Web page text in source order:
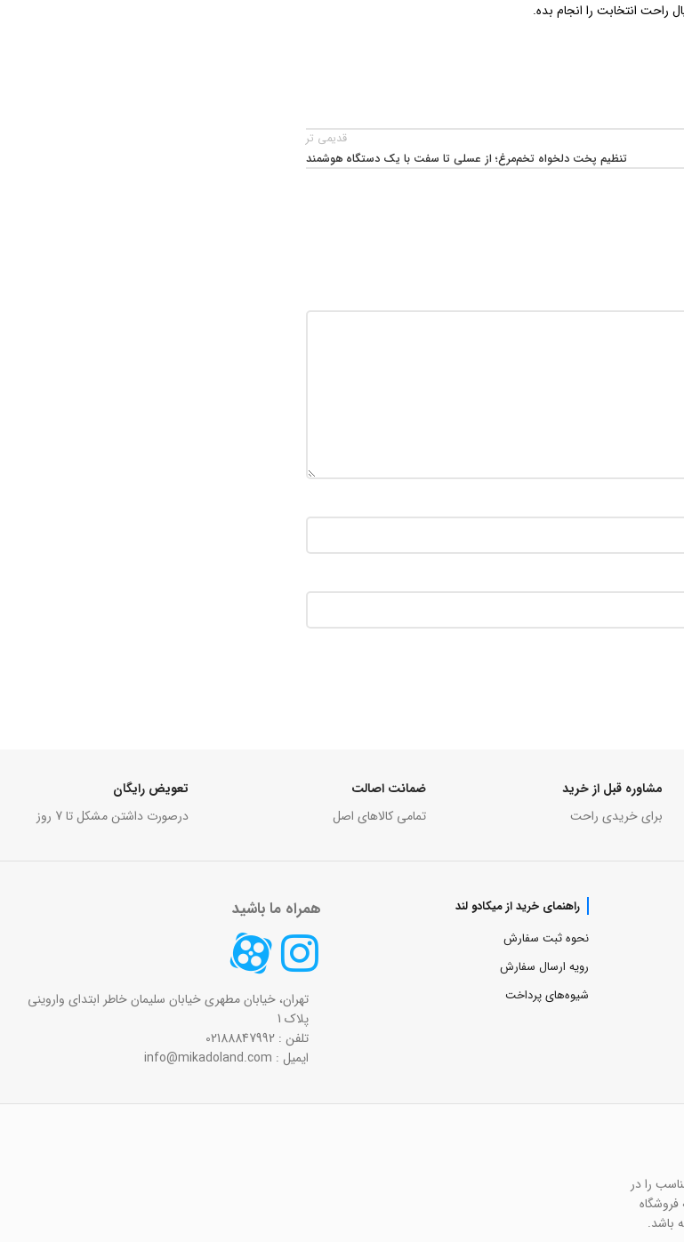
راحت انتخابت را انجام بده.
قدیمی تر
تنظیم پخت دلخواه تخم‌مرغ؛ از عسلی تا سفت با یک دستگاه هوشمند
مشاوره قبل از خرید
برای خریدی راحت
ضمانت اصالت
تمامی کالاهای اصل
تعویض رایگان
درصورت داشتن مشکل تا 7 روز
راهنمای خرید از میکادو لند
نحوه ثبت سفارش
رویه ارسال سفارش
شیوه‌های پرداخت
همراه ما باشید
تهران، خیابان مطهری خیابان سلیمان خاطر ابتدای واروینی
پلاک 1
تلفن : 02188847992
ایمیل : info@mikadoland.com
را در
باشد.